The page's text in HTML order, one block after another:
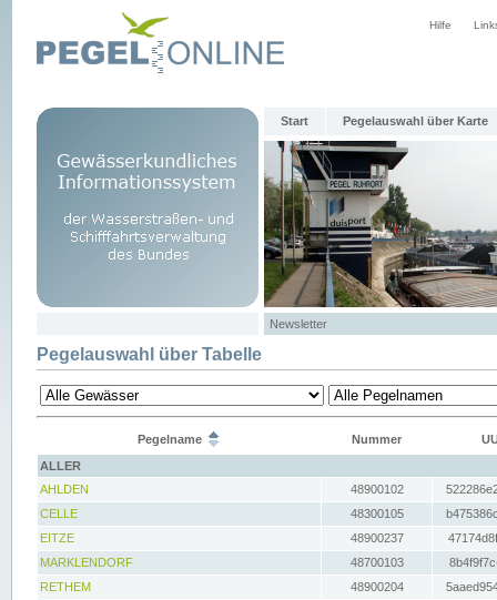
Hilfe
Start Pegelauswahl über Karte
Newsletter
Pegelauswahl über Tabelle
Pegelname Nummer
ALLER
AHLDEN
48900102
CELLE
48300105
EITZE
48900237
MARKLENDORF
48700103
RETHEM
48900204